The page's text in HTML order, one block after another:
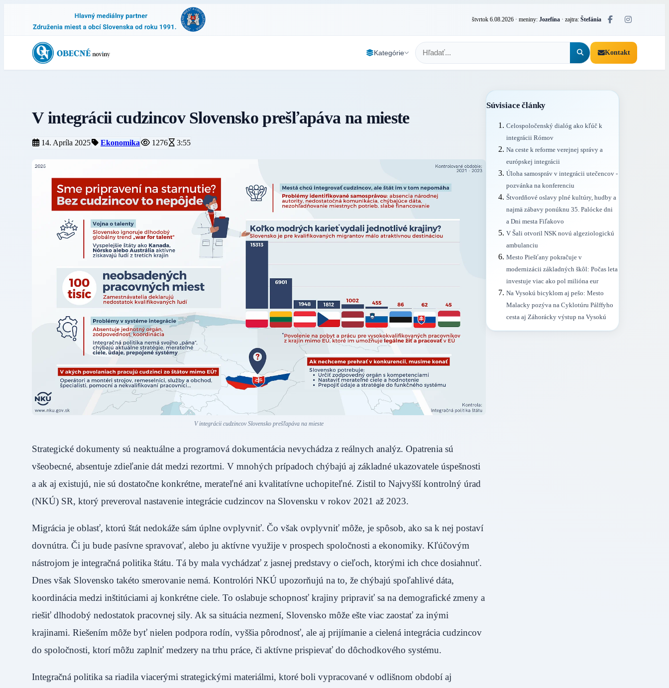
štvrtok 6.08.2026 · meniny: Jozefína · zajtra: Štefánia
Kategórie Kontakt
V integrácii cudzincov Slovensko prešľapáva na mieste
14. Apríla 2025 Ekonomika 1276 3:55
V integrácii cudzincov Slovensko prešľapáva na mieste
Strategické dokumenty sú neaktuálne a programová dokumentácia nevychádza z reálnych analýz. Opatrenia sú
všeobecné, absentuje zdieľanie dát medzi rezortmi. V mnohých prípadoch chýbajú aj základné ukazovatele úspešnosti
a ak aj existujú, nie sú dostatočne konkrétne, merateľné ani kvalitatívne uchopiteľné. Zistil to Najvyšší kontrolný úrad
(NKÚ) SR, ktorý preveroval nastavenie integrácie cudzincov na Slovensku v rokov 2021 až 2023.
Migrácia je oblasť, ktorú štát nedokáže sám úplne ovplyvniť. Čo však ovplyvniť môže, je spôsob, ako sa k nej postaví
dovnútra. Či ju bude pasívne spravovať, alebo ju aktívne využije v prospech spoločnosti a ekonomiky. Kľúčovým
nástrojom je integračná politika štátu. Tá by mala vychádzať z jasnej predstavy o cieľoch, ktorými ich chce dosiahnuť.
Dnes však Slovensko takéto smerovanie nemá. Kontrolóri NKÚ upozorňujú na to, že chýbajú spoľahlivé dáta,
koordinácia medzi inštitúciami aj konkrétne ciele. To oslabuje schopnosť krajiny pripraviť sa na demografické zmeny a
riešiť dlhodobý nedostatok pracovnej sily. Ak sa situácia nezmení, Slovensko môže ešte viac zaostať za inými
krajinami. Riešením môže byť nielen podpora rodín, vyššia pôrodnosť, ale aj prijímanie a cielená integrácia cudzincov
do spoločnosti, ktorí môžu zaplniť medzery na trhu práce, či aktívne prispievať do dôchodkového systému.
Integračná politika sa riadila viacerými strategickými materiálmi, ktoré boli vypracované v odlišnom období aj
Súvisiace články
Celospoločenský dialóg ako kľúč k
integrácii Rómov
Na ceste k reforme verejnej správy a
európskej integrácii
Úloha samospráv v integrácii utečencov -
pozvánka na konferenciu
Štvordňové oslavy plné kultúry, hudby a
najmä zábavy ponúknu 35. Palócke dni
a Dni mesta Fiľakovo
V Šali otvoril NSK novú algeziologickú
ambulanciu
Mesto Piešťany pokračuje v
modernizácii základných škôl: Počas leta
investuje viac ako pol milióna eur
Na Vysokú bicyklom aj pešo: Mesto
Malacky pozýva na Cyklotúru Pálffyho
cesta aj Záhorácky výstup na Vysokú